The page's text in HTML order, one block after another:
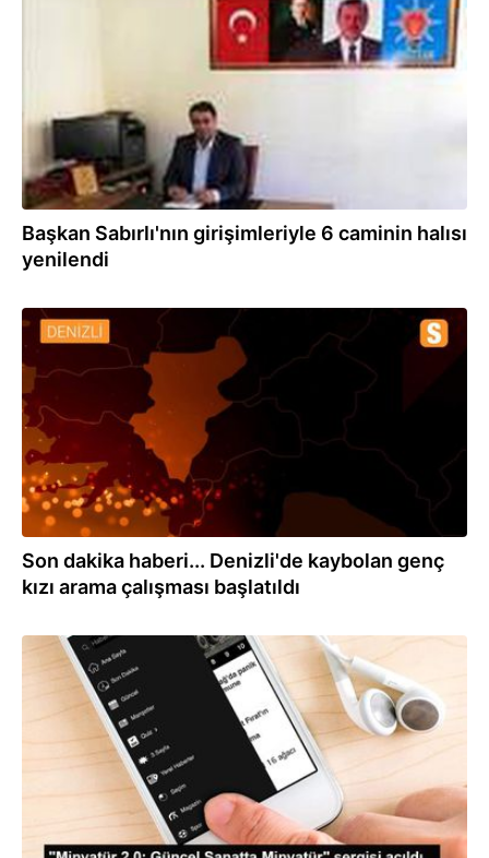
Başkan Sabırlı'nın girişimleriyle 6 caminin halısı
yenilendi
27.11.2020
Son dakika haberi... Denizli'de kaybolan genç
kızı arama çalışması başlatıldı
11.08.2020